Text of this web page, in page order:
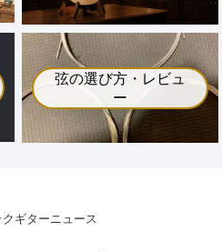
弦の選び方・レビュ
ー
ギターニュース